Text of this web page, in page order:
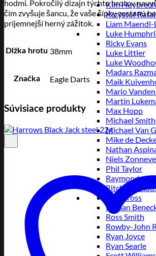
Kim
Krzystof
Liam Maendl-
Luke
Ricky Evans
Luke Littler
Luke
Madars
Maik
Mario
Martin
Max Hopp
Michael Smith
Michael Van
Mike de
Nathan
Niels
Phil Taylor
Raymond van
Ritchie
Rob Cross
Roman
Ross Smith
Rowby-John
Ryan Joyce
Ryan Searle
hodmi. Pokročilý dizajn týchto hrotov
čím zvyšuje šancu, že vaše šípky zostanú
príjemnejší herný zážitok.
Dlžka hrotu 38mm
Značka Eagle Darts
Súvisiace produkty